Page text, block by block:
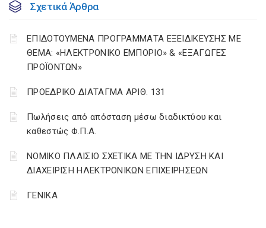
Σχετικά Άρθρα
ΕΠΙΔΟΤΟΥΜΕΝΑ ΠΡΟΓΡΑΜΜΑΤΑ ΕΞΕΙΔΙΚΕΥΣΗΣ ΜΕ
ΘΕΜΑ: «ΗΛΕΚΤΡΟΝΙΚΟ ΕΜΠΟΡΙΟ» & «ΕΞΑΓΩΓΕΣ
ΠΡΟΪΟΝΤΩΝ»
ΠΡΟΕΔΡΙΚΟ ΔΙΑΤΑΓΜΑ ΑΡΙΘ. 131
Πωλήσεις από απόσταση μέσω διαδικτύου και
καθεστώς Φ.Π.Α.
ΝΟΜΙΚΟ ΠΛΑΙΣΙΟ ΣΧΕΤΙΚΑ ΜΕ ΤΗΝ ΙΔΡΥΣΗ ΚΑΙ
ΔΙΑΧΕΙΡΙΣΗ ΗΛΕΚΤΡΟΝΙΚΩΝ ΕΠΙΧΕΙΡΗΣΕΩΝ
ΓΕΝΙΚΑ